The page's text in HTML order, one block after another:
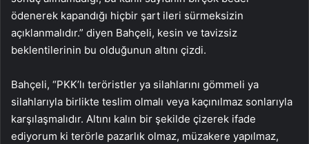
ödenerek kapandığı hiçbir şart ileri sürmeksizin
açıklanmalıdır.” diyen Bahçeli, kesin ve tavizsiz
beklentilerinin bu olduğunun altını çizdi.
Bahçeli, “PKK’lı teröristler ya silahlarını gömmeli ya
silahlarıyla birlikte teslim olmalı veya kaçınılmaz sonlarıyla
karşılaşmalıdır. Altını kalın bir şekilde çizerek ifade
ediyorum ki terörle pazarlık olmaz, müzakere yapılmaz,